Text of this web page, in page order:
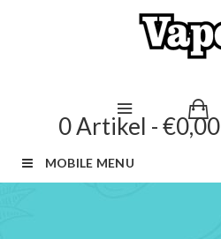
0 Artikel - €0,00
MOBILE MENU